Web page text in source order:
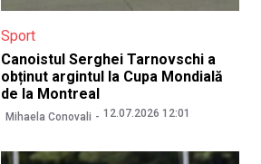
Sport
Canoistul Serghei Tarnovschi a
obținut argintul la Cupa Mondială
de la Montreal
Mihaela Conovali 12.07.2026 12:01